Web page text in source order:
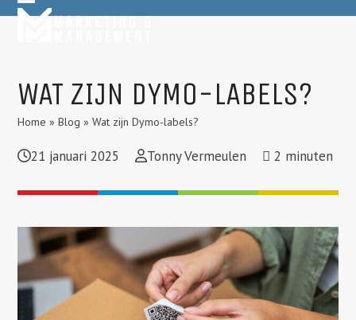
SkipOpen
Close
WAT ZIJN DYMO-LABELS?
Home »Blog »Wat zijn Dymo-labels?
21 januari 2025 Tonny Vermeulen 2 minuten